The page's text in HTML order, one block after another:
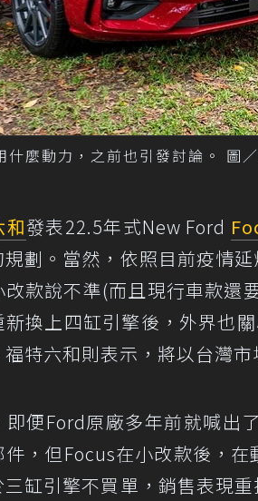
麼動力，之前也引發討論。 圖
和發表22.5年式New Ford
規劃。當然，依照目前疫情
改款說不準(而且現行車款還
新換上四缸引擎後，外界也
特六和則表示，將以台灣市
即便Ford原廠多年前就喊出
件，但Focus在小改款後，
三缸引擎不買單，銷售表現